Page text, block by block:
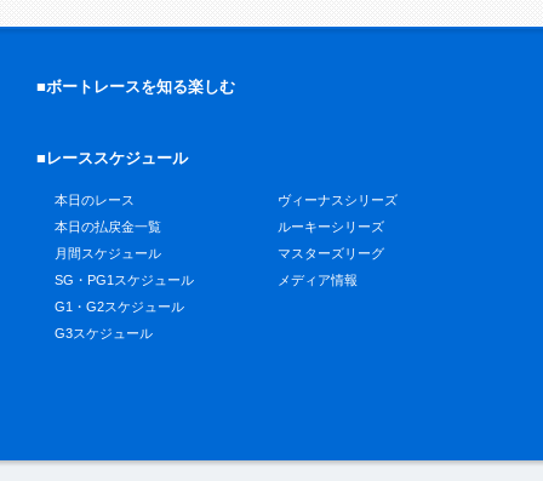
■ボートレースを知る楽しむ
■レーススケジュール
本日のレース
本日の払戻金一覧
月間スケジュール
SG・PG1スケジュール
G1・G2スケジュール
G3スケジュール
ヴィーナスシリーズ
ルーキーシリーズ
マスターズリーグ
メディア情報